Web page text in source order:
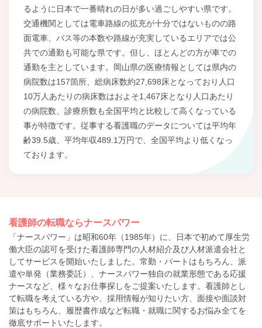
るように日本で一番晴れの日が多い過ごしやすい県です。
交通機関としては電車路線の拡充が十分ではないものの路
面電車、バス等の本数や路線が充実しているエリアでは公
共での通勤も可能な県です。但し、ほとんどの方が車での
通勤を主としています。岡山県の医療情報としては県内の
病院数は157箇所、総病床数約27,698床となっており人口
10万人あたりの病床数はおよそ1,467床となり人口あたり
の病院数、診療所数も全国平均と比較して高くなっている
事が特徴です。従事する看護職のデータについては平均年
齢39.5歳、平均年収489.1万円で、全国平均より低くなっ
ております。
看護師の転職ならナースパワー
「ナースパワー」は昭和60年（1985年）に、日本で初めて厚生労
働大臣の認可を受けた看護師専門の人材紹介及び人材派遣会社と
してサービスを開始いたしました。常勤・パートはもちろん、派
遣や単発（業務委託）、ナースパワー独自の就業形態である応援
ナースなど、様々なお仕事探しをご提案いたします。看護師とし
て転職を考えている方や、採用情報が知りたい方、面接や面談対
策はもちろん、履歴書作成など転職・就職に関するお悩み全てを
徹底サポートいたします。